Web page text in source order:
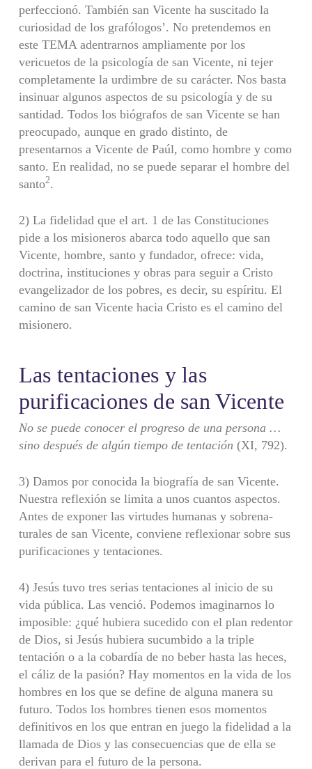
perfeccionó. También san Vicente ha suscitado la
curiosidad de los grafólogos’. No pretendemos en
este TEMA adentrarnos ampliamente por los
vericuetos de la psicología de san Vicente, ni tejer
completamente la urdimbre de su carácter. Nos basta
insinuar algunos aspectos de su psicología y de su
san­tidad. Todos los biógrafos de san Vicente se han
preocupado, aunque en grado distinto, de
presentarnos a Vicente de Paúl, como hombre y como
santo. En reali­dad, no se puede separar el hombre del
santo2.
2) La fidelidad que el art. 1 de las Constituciones
pide a los misioneros abar­ca todo aquello que san
Vicente, hombre, santo y fundador, ofrece: vida,
doctrina, instituciones y obras para seguir a Cristo
evangelizador de los pobres, es decir, su espíritu. El
camino de san Vicente hacia Cristo es el camino del
misionero.
Las tentaciones y las
purificaciones de san Vicente
No se puede conocer el progreso de una persona …
sino después de algún tiempo de tentación (XI, 792).
3) Damos por conocida la biografía de san Vicente.
Nuestra reflexión se limita a unos cuantos aspectos.
Antes de exponer las virtudes humanas y sobrena­
turales de san Vicente, conviene reflexionar sobre sus
purificaciones y tentaciones.
4) Jesús tuvo tres serias tentaciones al inicio de su
vida pública. Las venció. Podemos imaginarnos lo
imposible: ¿qué hubiera sucedido con el plan redentor
de Dios, si Jesús hubiera sucumbido a la triple
tentación o a la cobardía de no beber hasta las heces,
el cáliz de la pasión? Hay momentos en la vida de los
hombres en los que se define de alguna manera su
futuro. Todos los hombres tienen esos momentos
definitivos en los que entran en juego la fidelidad a la
llamada de Dios y las consecuencias que de ella se
derivan para el futuro de la persona.